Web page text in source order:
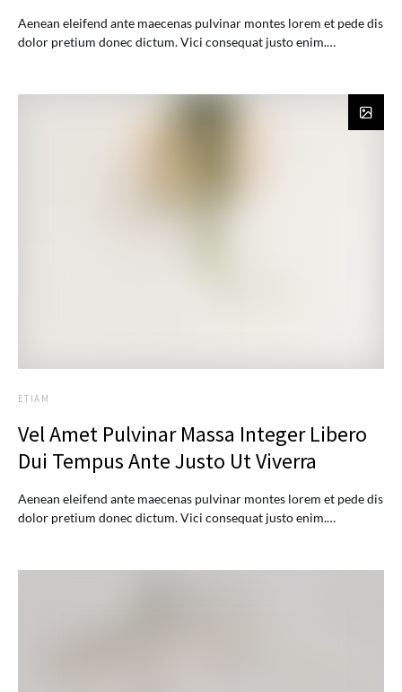
Aenean eleifend ante maecenas pulvinar montes lorem et pede dis
dolor pretium donec dictum. Vici consequat justo enim.…
ETIAM
Vel Amet Pulvinar Massa Integer Libero
Dui Tempus Ante Justo Ut Viverra
Aenean eleifend ante maecenas pulvinar montes lorem et pede dis
dolor pretium donec dictum. Vici consequat justo enim.…